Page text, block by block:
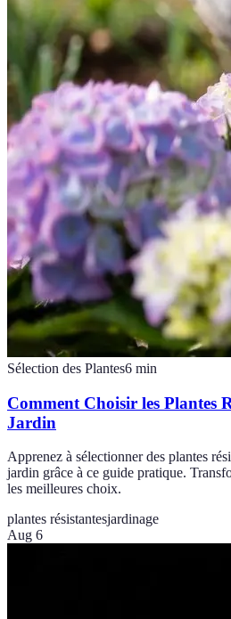
Sélection des Plantes6 min
Comment Choisir les Plantes
Jardin
Apprenez à sélectionner des plantes
jardin grâce à ce guide pratique.
les meilleures choix.
plantes résistantesjardinage
Aug 6